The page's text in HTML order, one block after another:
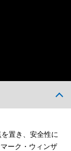
置き、安全性に
ーク・ウィンザ